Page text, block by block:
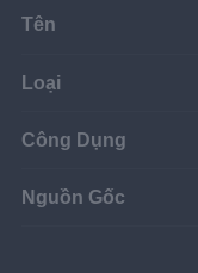
Tên
Loại
Công Dụng
Nguồn Gốc